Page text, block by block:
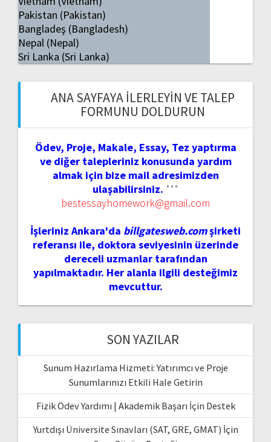
Pakistan (Pakistan)
Bangladeş (Bangladesh)
Nepal (Nepal)
Sri Lanka (Sri Lanka)
ANA SAYFAYA İLERLEYIN VE TALEP
FORMUNU DOLDURUN
Ödev, Proje, Makale, Essay, Tez yaptırma
ve diğer talepleriniz konusunda yardım
almak için bize mail adresimizden
ulaşabilirsiniz. ***
bestessayhomework@gmail.com
İşleriniz Ankara'da billgatesweb.comşirketi
referansı ile, doktora seviyesinin üzerinde
dereceli uzmanlar tarafından
yapılmaktadır. Her alanla ilgili desteğimiz
mevcuttur.
SON YAZILAR
Sunum Hazırlama Hizmeti: Yatırımcı ve Proje
Sunumlarınızı Etkili Hale Getirin
Fizik Ödev Yardımı | Akademik Başarı İçin Destek
Yurtdışı Üniversite Sınavları (SAT, GRE, GMAT) İçin